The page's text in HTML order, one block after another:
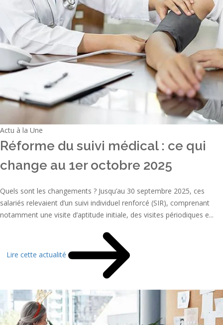
Actu à la Une
Réforme du suivi médical : ce qui
change au 1er octobre 2025
Quels sont les changements ? Jusqu’au 30 septembre 2025, ces
salariés relevaient d’un suivi individuel renforcé (SIR), comprenant
notamment une visite d’aptitude initiale, des visites périodiques e...
Lire cette actualité